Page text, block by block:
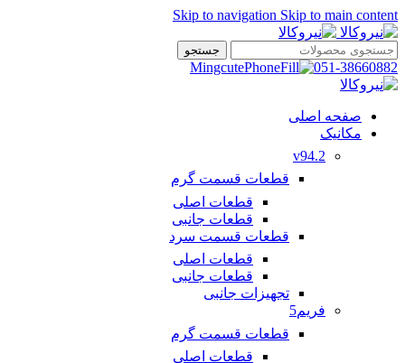
Skip to navigation Skip to main content
جستجو
051-38660882
صفحه اصلی
مکانیک
v94.2
قطعات قسمت گرم
قطعات اصلی
قطعات جانبی
قطعات قسمت سرد
قطعات اصلی
قطعات جانبی
تجهیزات جانبی
فریم5
قطعات قسمت گرم
قطعات اصلی